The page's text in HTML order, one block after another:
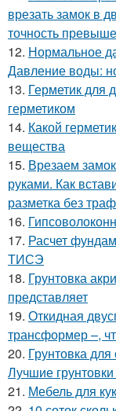
врезать замок в
точность
12. Нормальное
Давление воды:
13. Герметик для
герметиком
14. Какой
вещества
15. Врезаем
руками. Как
разметка без
16.
17. Расчет
ТИСЭ
18. Грунтовка
представляет
19. Откидная
трансформер –,
20. Грунтовка
Лучшие
21. Мебель для